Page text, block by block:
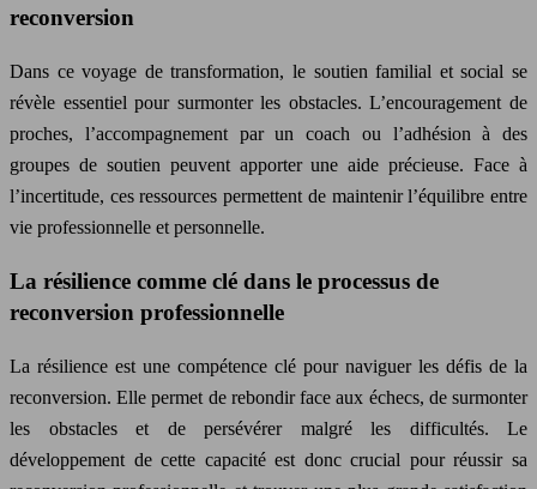
reconversion
Dans ce voyage de transformation, le soutien familial et social se
révèle essentiel pour surmonter les obstacles. L’encouragement de
proches, l’accompagnement par un coach ou l’adhésion à des
groupes de soutien peuvent apporter une aide précieuse. Face à
l’incertitude, ces ressources permettent de maintenir l’équilibre entre
vie professionnelle et personnelle.
La résilience comme clé dans le processus de
reconversion professionnelle
La résilience est une compétence clé pour naviguer les défis de la
reconversion. Elle permet de rebondir face aux échecs, de surmonter
les obstacles et de persévérer malgré les difficultés. Le
développement de cette capacité est donc crucial pour réussir sa